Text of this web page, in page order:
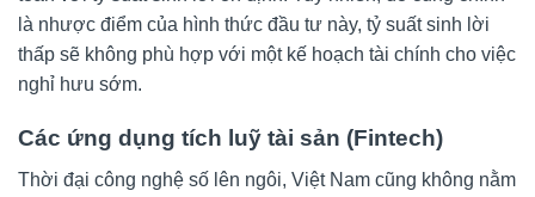
là nhược điểm của hình thức đầu tư này, tỷ suất sinh lời
thấp sẽ không phù hợp với một kế hoạch tài chính cho việc
nghỉ hưu sớm.
Các ứng dụng tích luỹ tài sản (Fintech)
Thời đại công nghệ số lên ngôi, Việt Nam cũng không nằm